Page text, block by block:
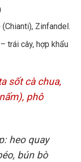
Zinfandel.
trái cây, hợp khẩu
sốt cà chua,
phô
heo quay
bún bò